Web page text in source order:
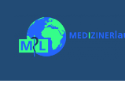
Inhalt
springen